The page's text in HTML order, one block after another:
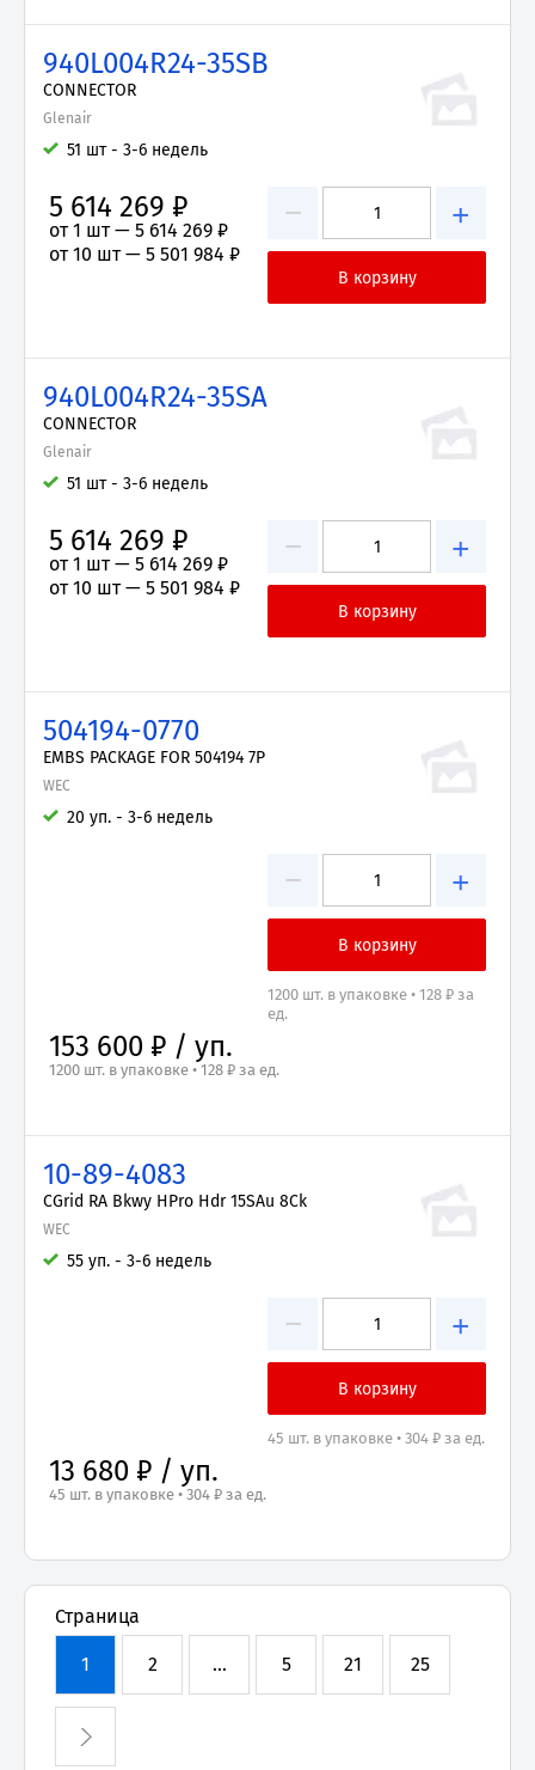
940L004R24-35SB
CONNECTOR
Glenair
51 шт - 3-6 недель
− +
5 614 269 ₽
от 1 шт — 5 614 269 ₽
от 10 шт — 5 501 984 ₽
940L004R24-35SA
CONNECTOR
Glenair
51 шт - 3-6 недель
− +
5 614 269 ₽
от 1 шт — 5 614 269 ₽
от 10 шт — 5 501 984 ₽
504194-0770
EMBS PACKAGE FOR 504194 7P
WEC
20 уп. - 3-6 недель
− +
1200 шт. в упаковке • 128 ₽ за
ед.
153 600 ₽ / уп.
1200 шт. в упаковке • 128 ₽ за ед.
10-89-4083
CGrid RA Bkwy HPro Hdr 15SAu 8Ck
WEC
55 уп. - 3-6 недель
− +
45 шт. в упаковке • 304 ₽ за ед.
13 680 ₽ / уп.
45 шт. в упаковке • 304 ₽ за ед.
Страница
1 2 ... 5 21 25